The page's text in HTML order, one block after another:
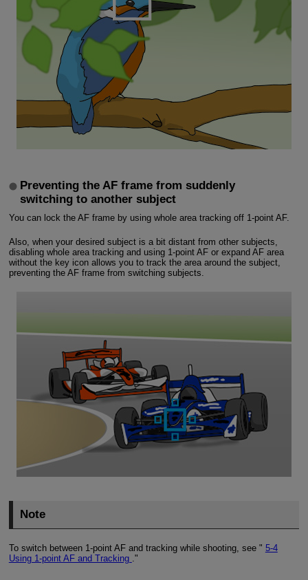
Preventing the AF frame from suddenly
switching to another subject
You can lock the AF frame by using whole area tracking off 1-point AF.
Also, when your desired subject is a bit distant from other subjects,
disabling whole area tracking and using 1-point AF or expand AF area
without the key icon allows you to track the area around the subject,
preventing the AF frame from switching subjects.
Note
To switch between 1-point AF and tracking while shooting, see " 5-4
Using 1-point AF and Tracking ."